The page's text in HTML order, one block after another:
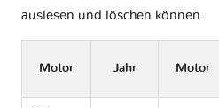
auslesen und löschen können.
Motor Jahr Motor